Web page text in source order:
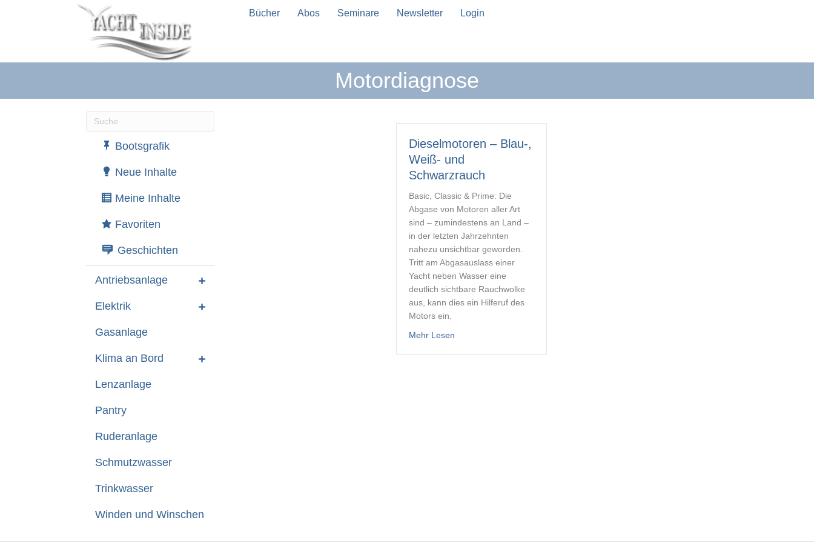
Bücher Abos Seminare Newsletter Login
Motordiagnose
Wenn die Ergebnisse der automatischen Vervollständigung verfügbar sind, benutze die Pfeile nach oben und unten, um sie zu überprüfen, und die
Bootsgrafik
Neue Inhalte
Meine Inhalte
Favoriten
Geschichten
Antriebsanlage
Elektrik
Gasanlage
Klima an Bord
Lenzanlage
Pantry
Ruderanlage
Schmutzwasser
Trinkwasser
Winden und Winschen
Dieselmotoren – Blau-,
Weiß- und
Schwarzrauch
Basic, Classic & Prime: Die
Abgase von Motoren aller Art
sind – zumindestens an Land –
in der letzten Jahrzehnten
nahezu unsichtbar geworden.
Tritt am Abgasauslass einer
Yacht neben Wasser eine
deutlich sichtbare Rauchwolke
aus, kann dies ein Hilferuf des
Motors ein.
Mehr Lesenabout Dieselmotoren – Blau-, Weiß- und Schwarzrauch